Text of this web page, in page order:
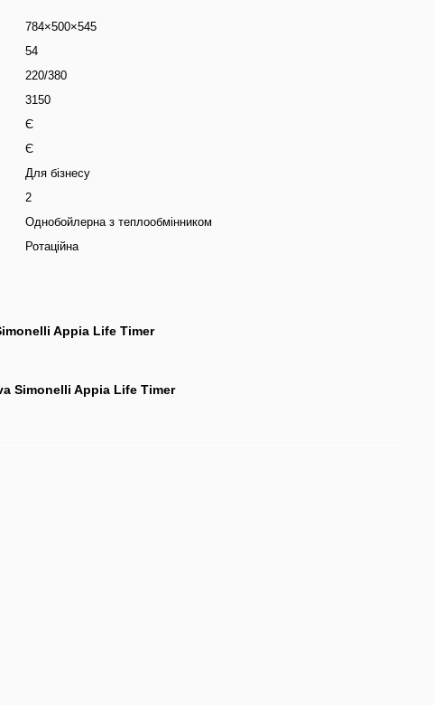
784×500×545
54
220/380
3150
Є
Є
Для бізнесу
2
Однобойлерна з теплообмінником
Ротаційна
Appia Life Timer
Simonelli Appia Life Timer